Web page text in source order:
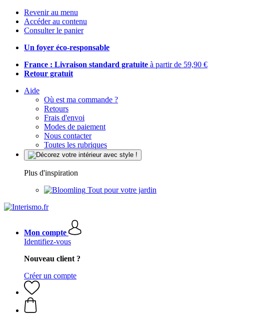
Revenir au menu
Accéder au contenu
Consulter le panier
Un foyer éco-responsable
France : Livraison standard gratuite à partir de 59,90 €
Retour gratuit
Aide
Où est ma commande ?
Retours
Frais d'envoi
Modes de paiement
Nous contacter
Toutes les rubriques
Plus d'inspiration
Tout pour votre jardin
Mon compte
Identifiez-vous
Nouveau client ?
Créer un compte